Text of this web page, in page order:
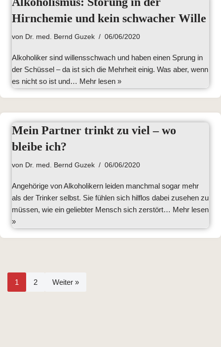
Hirnchemie und kein schwacher Wille
von Dr. med. Bernd Guzek 06/06/2020
Alkoholiker sind willensschwach und haben einen Sprung in
der Schüssel – da ist sich die Mehrheit einig. Was aber, wenn
es nicht so ist und… Mehr lesen »
Mein Partner trinkt zu viel – wo
bleibe ich?
von Dr. med. Bernd Guzek 06/06/2020
Angehörige von Alkoholikern leiden manchmal sogar mehr
als der Trinker selbst. Sie fühlen sich hilflos dabei zusehen zu
müssen, wie ein geliebter Mensch sich zerstört… Mehr lesen
»
1 2 Weiter »